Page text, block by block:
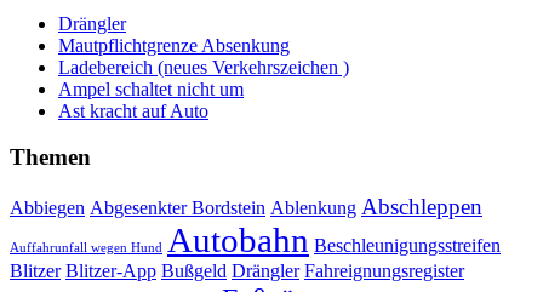
Drängler
Mautpflichtgrenze Absenkung
Ladebereich (neues Verkehrszeichen )
Ampel schaltet nicht um
Ast kracht auf Auto
Themen
Abbiegen Abgesenkter Bordstein Ablenkung Abschleppen
Auffahrunfall wegen Hund Autobahn Beschleunigungsstreifen
Blitzer Blitzer-App Bußgeld Drängler Fahreignungsregister